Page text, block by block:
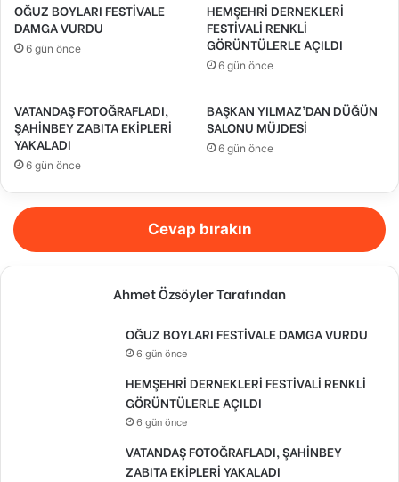
OĞUZ BOYLARI FESTİVALE
DAMGA VURDU
6 gün önce
HEMŞEHRİ DERNEKLERİ
FESTİVALİ RENKLİ
GÖRÜNTÜLERLE AÇILDI
6 gün önce
VATANDAŞ FOTOĞRAFLADI,
ŞAHİNBEY ZABITA EKİPLERİ
YAKALADI
6 gün önce
BAŞKAN YILMAZ’DAN DÜĞÜN
SALONU MÜJDESİ
6 gün önce
Cevap bırakın
Ahmet Özsöyler Tarafından
OĞUZ BOYLARI FESTİVALE DAMGA VURDU
6 gün önce
HEMŞEHRİ DERNEKLERİ FESTİVALİ RENKLİ
GÖRÜNTÜLERLE AÇILDI
6 gün önce
VATANDAŞ FOTOĞRAFLADI, ŞAHİNBEY
ZABITA EKİPLERİ YAKALADI